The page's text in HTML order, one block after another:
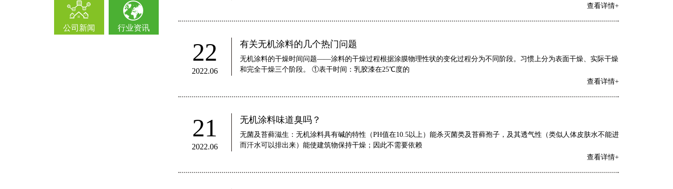
公司新闻 行业资讯
查看详情+
22
2022.06
有关无机涂料的几个热门问题
无机涂料的干燥时间问题——涂料的干燥过程根据涂膜物理性状的变化过程分为不同阶段。习惯上分为表面干燥、实际干燥
和完全干燥三个阶段。 ①表干时间：乳胶漆在25℃度的
查看详情+
21
2022.06
无机涂料味道臭吗？
无菌及苔藓滋生：无机涂料具有碱的特性（PH值在10.5以上）能杀灭菌类及苔藓孢子，及其透气性（类似人体皮肤水不能进
而汗水可以排出来）能使建筑物保持干燥；因此不需要依赖
查看详情+